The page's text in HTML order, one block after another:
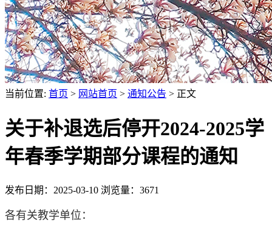
当前位置: 首页 > 网站首页 > 通知公告 > 正文
关于补退选后停开2024-2025学
年春季学期部分课程的通知
发布日期：2025-03-10 浏览量： 3671
各有关教学单位：